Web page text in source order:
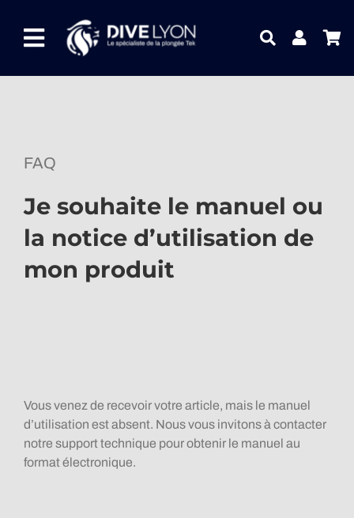
contenuToggle
Navigation
IDEES CADEAUX
FAQ
Je souhaite le manuel ou
la notice d’utilisation de
mon produit
Vous venez de recevoir votre article, mais le manuel
d’utilisation est absent. Nous vous invitons à contacter
notre support technique pour obtenir le manuel au
format électronique.